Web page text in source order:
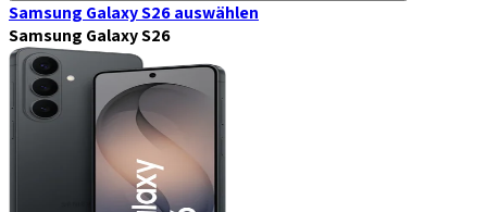
Samsung Galaxy S26auswählen
Samsung Galaxy S26